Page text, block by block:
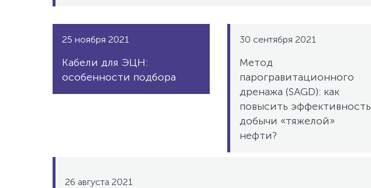
25 ноября 2021
Кабели для ЭЦН:
особенности подбора
30 сентября 2021
Метод
парогравитационного
дренажа (SAGD): как
повысить эффективность
добычи «тяжелой»
нефти?
26 августа 2021